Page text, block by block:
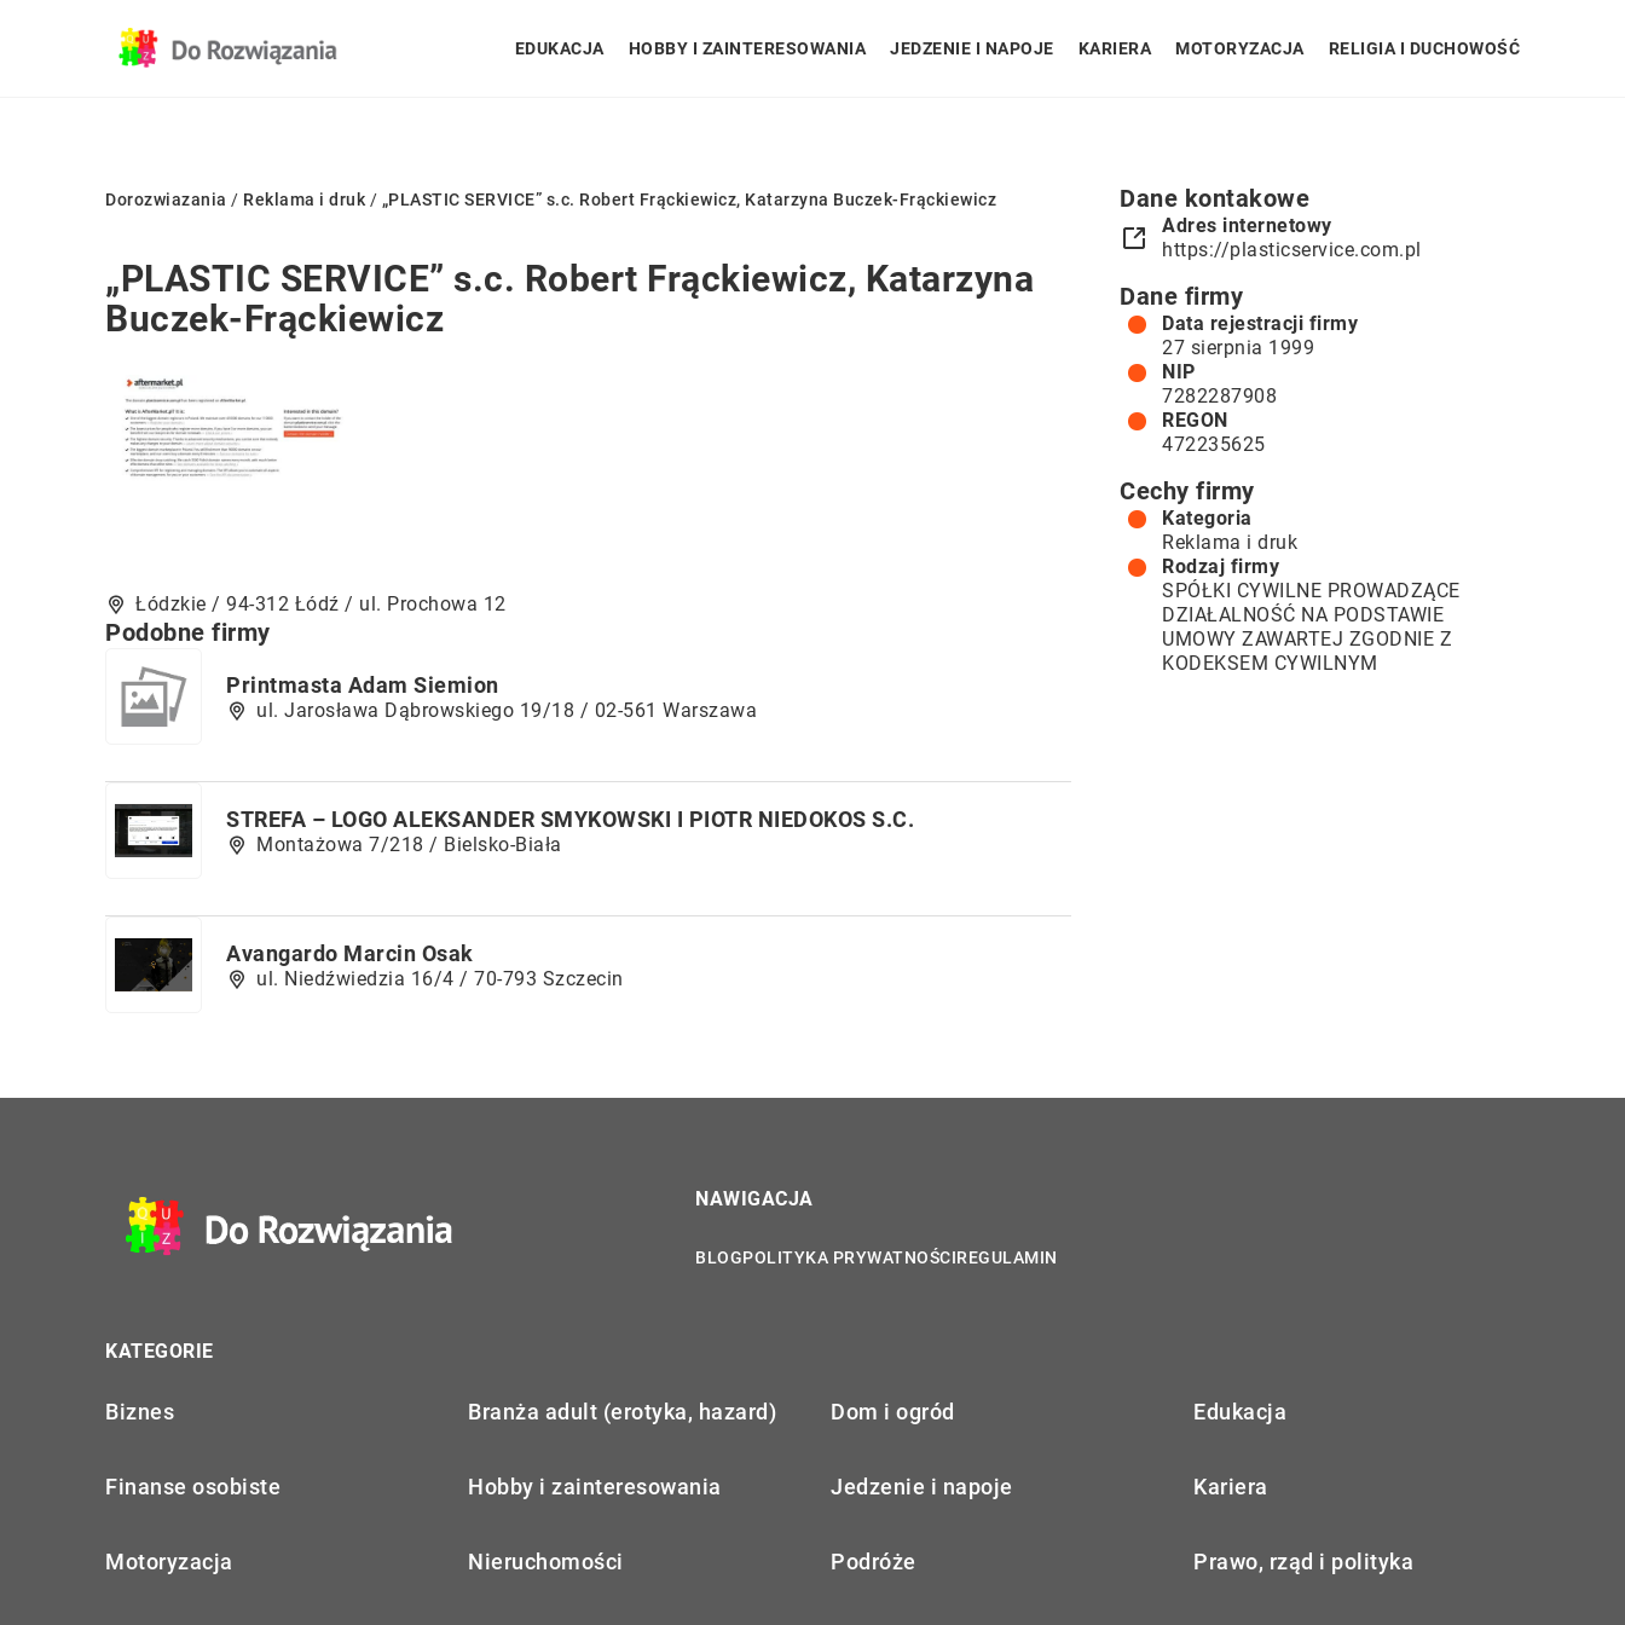
EDUKACJA HOBBY I ZAINTERESOWANIA JEDZENIE I NAPOJE KARIERA MOTORYZACJA RELIGIA I DUCHOWOŚĆ
Dorozwiazania / Reklama i druk / „PLASTIC SERVICE” s.c. Robert Frąckiewicz, Katarzyna Buczek-Frąckiewicz
„PLASTIC SERVICE” s.c. Robert Frąckiewicz, Katarzyna
Buczek-Frąckiewicz
Łódzkie / 94-312 Łódź / ul. Prochowa 12
Podobne firmy
Printmasta Adam Siemion
ul. Jarosława Dąbrowskiego 19/18 / 02-561 Warszawa
STREFA – LOGO ALEKSANDER SMYKOWSKI I PIOTR NIEDOKOS S.C.
Montażowa 7/218 / Bielsko-Biała
Avangardo Marcin Osak
ul. Niedźwiedzia 16/4 / 70-793 Szczecin
Dane kontakowe
Adres internetowy
https://plasticservice.com.pl
Dane firmy
Data rejestracji firmy
27 sierpnia 1999
NIP
7282287908
REGON
472235625
Cechy firmy
Kategoria
Reklama i druk
Rodzaj firmy
SPÓŁKI CYWILNE PROWADZĄCE
DZIAŁALNOŚĆ NA PODSTAWIE
UMOWY ZAWARTEJ ZGODNIE Z
KODEKSEM CYWILNYM
NAWIGACJA
BLOGPOLITYKA PRYWATNOŚCIREGULAMIN
KATEGORIE
Biznes Branża adult (erotyka, hazard) Dom i ogród Edukacja
Finanse osobiste Hobby i zainteresowania Jedzenie i napoje Kariera
Motoryzacja Nieruchomości Podróże Prawo, rząd i polityka